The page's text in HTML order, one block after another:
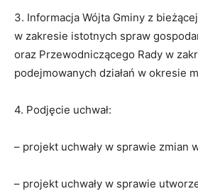
3. Informacja Wójta Gminy z
w zakresie istotnych spraw
oraz Przewodniczącego Rady w
podejmowanych działań w okresie
4. Podjęcie uchwał:
– projekt uchwały w sprawie zmian
– projekt uchwały w sprawie